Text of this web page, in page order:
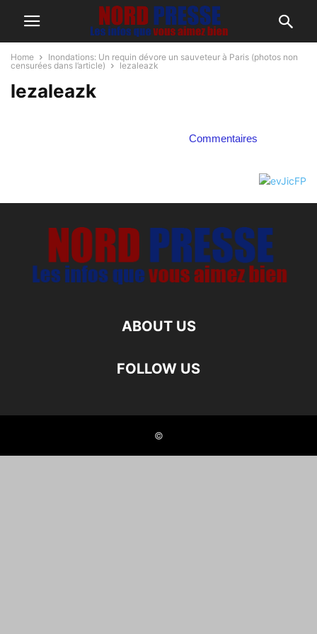
Home
Inondations: Un requin dévore un sauveteur à Paris (photos non
censurées dans l’article)
lezaleazk
lezaleazk
Commentaires
ABOUT US
FOLLOW US
©